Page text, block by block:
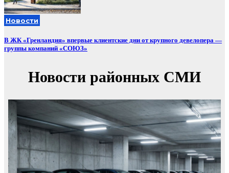
Новости
В ЖК «Гренландия» впервые клиентские дни от крупного девелопера —
группы компаний «СОЮЗ»